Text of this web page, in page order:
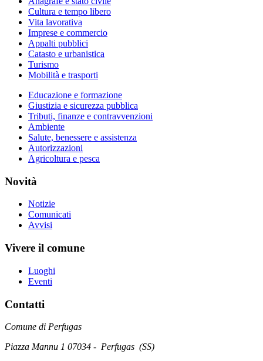
Cultura e tempo libero
Vita lavorativa
Imprese e commercio
Appalti pubblici
Catasto e urbanistica
Turismo
Mobilità e trasporti
Educazione e formazione
Giustizia e sicurezza pubblica
Tributi, finanze e contravvenzioni
Ambiente
Salute, benessere e assistenza
Autorizzazioni
Agricoltura e pesca
Novità
Notizie
Comunicati
Avvisi
Vivere il comune
Luoghi
Eventi
Contatti
Comune di Perfugas
Piazza Mannu 1 07034 - Perfugas (SS)